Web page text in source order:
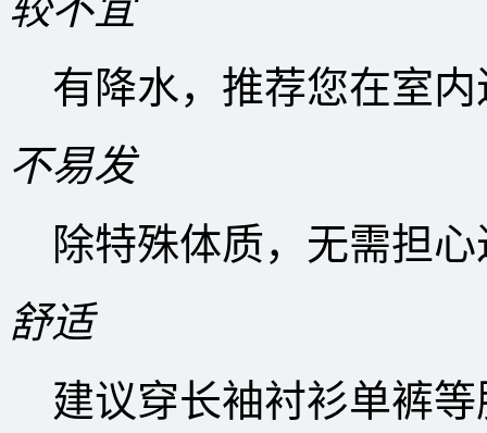
较不宜
有降水，推荐您在室
不易发
除特殊体质，无需担
舒适
建议穿长袖衬衫单裤